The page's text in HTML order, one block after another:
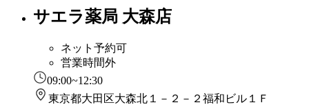
サエラ薬局 大森店
ネット予約可
営業時間外
09:00~12:30
東京都大田区大森北１－２－２福和ビル１Ｆ